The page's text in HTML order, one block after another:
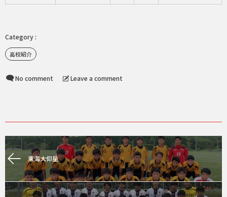
高校紹介
No comment Leave a comment
東海大仰星